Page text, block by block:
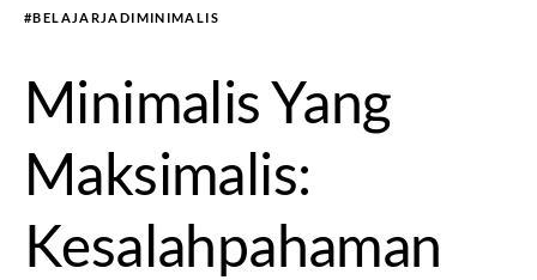
#BELAJARJADIMINIMALIS
Minimalis Yang
Maksimalis:
Kesalahpahaman